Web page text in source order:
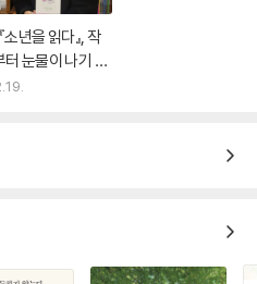
소년을 읽다』, 작
터 눈물이 나기 시
”